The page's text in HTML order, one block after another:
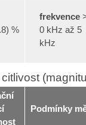
%
frekvence
0 kHz až 5
kHz
Podmínky